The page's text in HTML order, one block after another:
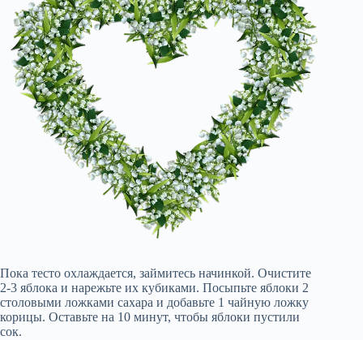
Пока тесто охлаждается, займитесь начинкой. Очистите
2-3 яблока и нарежьте их кубиками. Посыпьте яблоки 2
столовыми ложками сахара и добавьте 1 чайную ложку
корицы. Оставьте на 10 минут, чтобы яблоки пустили
сок.